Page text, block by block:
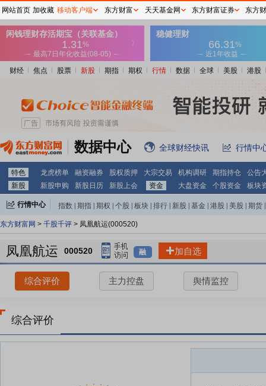
财经 焦点 股票 新股 期指 期权 行情 数据 全球 美股 港股
数据中心 全球财经快讯 行情中
特色 龙虎榜单 融资融券 股权质押 大宗交易 机构调研 期指持仓
公告
新股
新股申购 新股日历 新股上会 资金 大盘资金 个股资金 板块
行情中心 指数 期指 期权 个股 板块 排行 新股 基金 港股 美股 期货
东方财富网 > 千股千评 > 凤凰航运(000520)
凤凰航运 000520 融 加自选
综合评价 主力控盘 舆情监控
综合评价
网站首页 加收藏 移动客户端 东方财富 天天基金网 东方财富证券 东方